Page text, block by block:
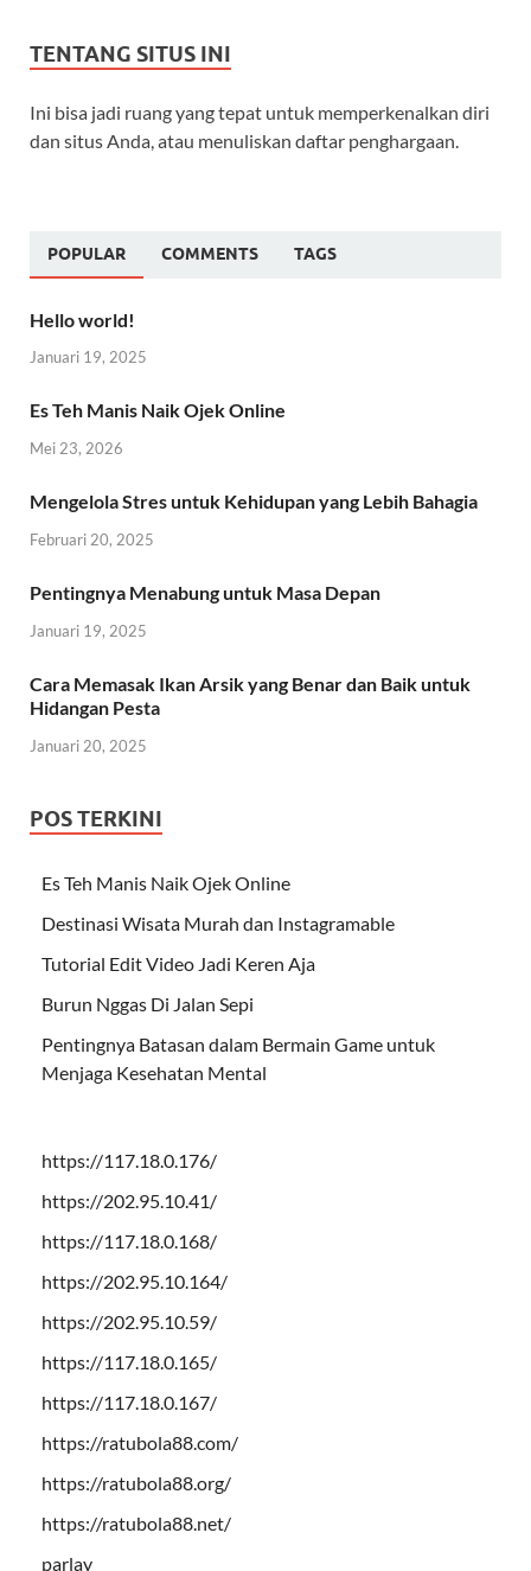
TENTANG SITUS INI
Ini bisa jadi ruang yang tepat untuk memperkenalkan diri
dan situs Anda, atau menuliskan daftar penghargaan.
POPULAR COMMENTS TAGS
Hello world!
Januari 19, 2025
Es Teh Manis Naik Ojek Online
Mei 23, 2026
Mengelola Stres untuk Kehidupan yang Lebih Bahagia
Februari 20, 2025
Pentingnya Menabung untuk Masa Depan
Januari 19, 2025
Cara Memasak Ikan Arsik yang Benar dan Baik untuk
Hidangan Pesta
Januari 20, 2025
POS TERKINI
Es Teh Manis Naik Ojek Online
Destinasi Wisata Murah dan Instagramable
Tutorial Edit Video Jadi Keren Aja
Burun Nggas Di Jalan Sepi
Pentingnya Batasan dalam Bermain Game untuk
Menjaga Kesehatan Mental
https://117.18.0.176/
https://202.95.10.41/
https://117.18.0.168/
https://202.95.10.164/
https://202.95.10.59/
https://117.18.0.165/
https://117.18.0.167/
https://ratubola88.com/
https://ratubola88.org/
https://ratubola88.net/
parlay